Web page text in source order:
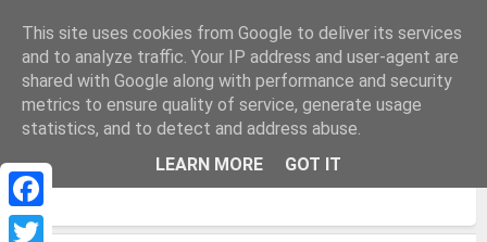
Facebook
LAS TRECE ROSAS. ROSA NÚMERO 2:
VIRTUDES GONZÁLEZ GARCÍA
This site uses cookies from Google to deliver its services
and to analyze traffic. Your IP address and user-agent are
shared with Google along with performance and security
metrics to ensure quality of service, generate usage
statistics, and to detect and address abuse.
LEARN MORE
GOT IT